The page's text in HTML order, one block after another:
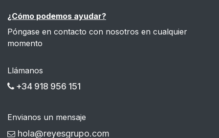
¿Cómo podemos ayudar?
Póngase en contacto con nosotros en cualquier
momento
Llámanos
+34 918 956 151
Envianos un mensaje
hola@reyesgrupo.com